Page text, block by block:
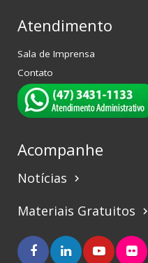
Atendimento
Sala de Imprensa
Contato
Acompanhe
Notícias keyboard_arrow_right
Materiais Gratuitos keyboard_arrow_right